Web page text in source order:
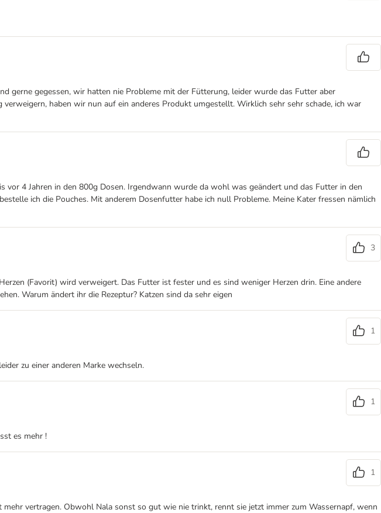
gerne gegessen, wir hatten nie Probleme mit der Fütterung, leider wurde das Futter aber
haben wir nun auf ein anderes Produkt umgestellt. Wirklich sehr sehr schade, ich war
vor 4 Jahren in den 800g Dosen. Irgendwann wurde da wohl was geändert und das Futter in den
ich die Pouches. Mit anderem Dosenfutter habe ich null Probleme. Meine Kater fressen nämlich
3
(Favorit) wird verweigert. Das Futter ist fester und es sind weniger Herzen drin. Eine andere
Warum ändert ihr die Rezeptur? Katzen sind da sehr eigen
1
zu einer anderen Marke wechseln.
1
es mehr !
1
vertragen. Obwohl Nala sonst so gut wie nie trinkt, rennt sie jetzt immer zum Wassernapf, wenn